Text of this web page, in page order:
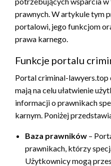
prawnych. W artykule tym
portalowi, jego funkcjom
prawa karnego.
Funkcje portalu
Portal criminal-
mają na celu ułatwienie
informacji o prawnikach
karnym. Poniżej
Baza prawników –
prawnikach, którzy
Użytkownicy mogą